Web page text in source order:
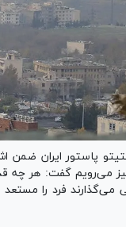
پاستور ایران ضمن
می‌رویم گفت: هر چه
می‌گذارند فرد را